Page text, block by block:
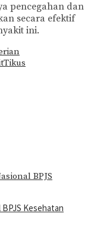
pencegahan dan
secara efektif
ini.
Tikus
Kesehatan